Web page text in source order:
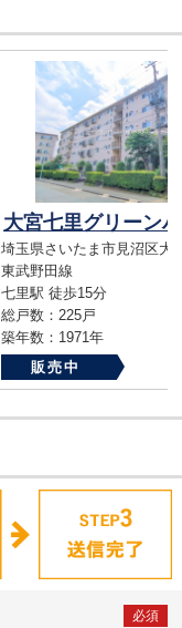
埼玉県さいたま市見沼区大
東武野田線
七里駅 徒歩15分
総戸数：225戸
築年数：1971年
販売中
必須